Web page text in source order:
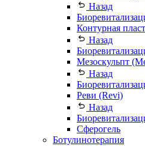
Назад
Контурная
Назад
Мезоскульпт
Назад
Реви (Revi)
Назад
Сферогель
Ботулинотерапия